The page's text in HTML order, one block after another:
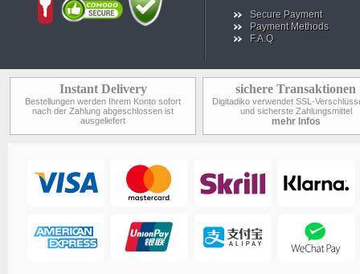
Secure Payment
Payment Methods
F.A.Q
Instant Delivery
Bestellungen werden Ihrem Konto sofort
nach der Zahlung abgeschlossen ist
ausgeliefert
sichere Transaktionen
Digitadiko verwendet SSL-
und sicherste Zahlungsmittel
mehr Infos